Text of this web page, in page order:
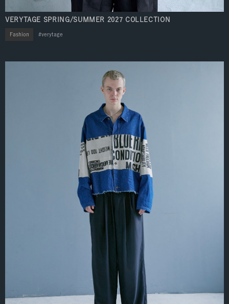
VERYTAGE SPRING/SUMMER 2027 COLLECTION
Fashion verytage